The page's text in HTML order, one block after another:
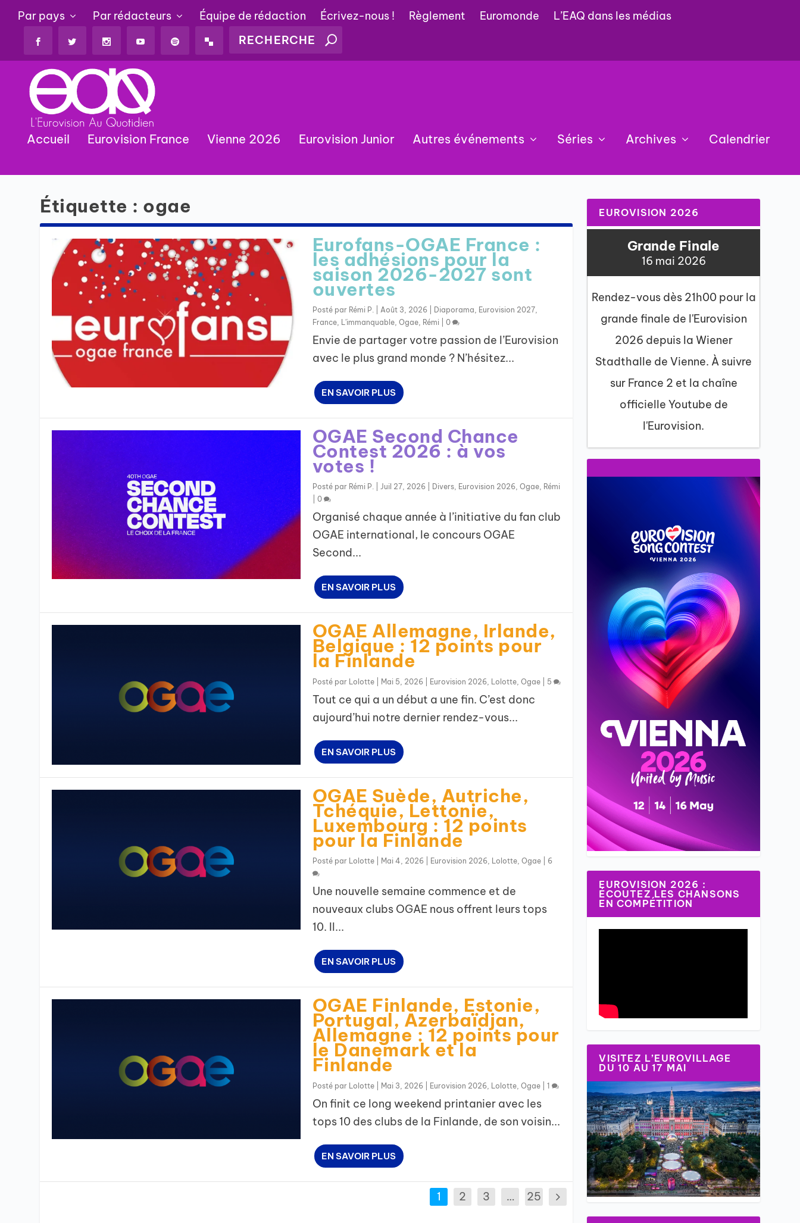
Par pays Par rédacteurs Équipe de rédaction Écrivez-nous ! Règlement Euromonde L’EAQ dans les médias
Accueil Eurovision France Vienne 2026 Eurovision Junior Autres événements Séries Archives Calendrier
Étiquette : ogae
Eurofans-OGAE France :
les adhésions pour la
saison 2026-2027 sont
ouvertes
Posté par Rémi P. Août 3, 2026| Diaporama Eurovision 2027,
France, L'immanquable, Ogae, Rémi 0
Envie de partager votre passion de l’Eurovision
avec le plus grand monde ? N’hésitez...
EN SAVOIR PLUS
OGAE Second Chance
Contest 2026 : à vos
votes !
Posté par Rémi P. Juil 27, 2026| Divers, Eurovision 2026, Ogae, Rémi
0
Organisé chaque année à l’initiative du fan club
OGAE international, le concours OGAE
Second...
EN SAVOIR PLUS
OGAE Allemagne, Irlande,
Belgique : 12 points pour
la Finlande
Posté par Lolotte| Mai 5, 2026| Eurovision 2026, Lolotte, Ogae| 5
Tout ce qui a un début a une fin. C’est donc
aujourd’hui notre dernier rendez-vous...
EN SAVOIR PLUS
OGAE Suède, Autriche,
Tchéquie, Lettonie,
Luxembourg : 12 points
pour la Finlande
Posté par Lolotte| Mai 4, 2026| Eurovision 2026, Lolotte, Ogae| 6
Une nouvelle semaine commence et de
nouveaux clubs OGAE nous offrent leurs tops
10. Il...
EN SAVOIR PLUS
OGAE Finlande, Estonie,
Portugal, Azerbaïdjan,
Allemagne : 12 points pour
le Danemark et la
Finlande
Posté par Lolotte| Mai 3, 2026| Eurovision 2026, Lolotte, Ogae| 1
On finit ce long weekend printanier avec les
tops 10 des clubs de la Finlande, de son voisin...
EN SAVOIR PLUS
1 2 3 … 25
EUROVISION 2026
Grande Finale
16 mai 2026
Rendez-vous dès 21h00 pour la
grande finale de l'Eurovision
2026 depuis la Wiener
Stadthalle de Vienne. À suivre
sur France 2 et la chaîne
officielle Youtube de
l'Eurovision.
EUROVISION 2026 :
ÉCOUTEZ LES CHANSONS
EN COMPÉTITION
VISITEZ L’EUROVILLAGE
DU 10 AU 17 MAI